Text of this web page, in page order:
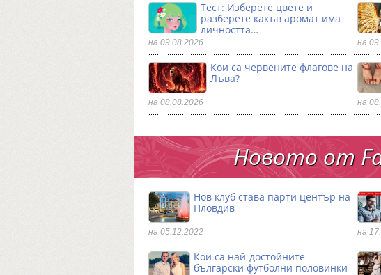
Тест: Изберете цвете и
разберете какъв аромат има
личността…
на 09.08.2026 на
Кои са червените флагове на
Лъва?
на 08.08.2026 на
Новото от
Нов клуб става парти център на
Пловдив
на 05.12.2022 на
Кои са най-достойните
български футболни половинки